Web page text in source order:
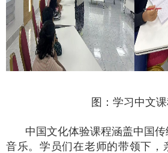
图：学习中文
中国文化体验课程涵盖中国
音乐。学员们在老师的带领下，